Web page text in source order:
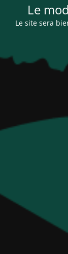
Le
Le site sera